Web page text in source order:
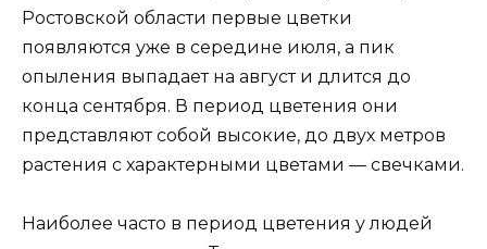
Ростовской области первые цветки
появляются уже в середине июля, а пик
опыления выпадает на август и длится до
конца сентября. В период цветения они
представляют собой высокие, до двух метров
растения с характерными цветами — свечками.
Наиболее часто в период цветения у людей